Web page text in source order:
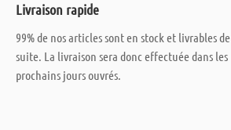
Livraison rapide
99% de nos articles sont en stock et livrables de
suite. La livraison sera donc effectuée dans les
prochains jours ouvrés.